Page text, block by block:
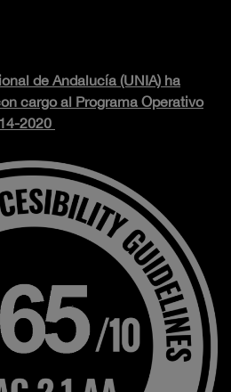
de Andalucía (UNIA) ha
cargo al Programa Operativo
2020